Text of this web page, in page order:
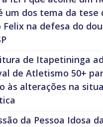
um dos tema da tese
Felix na defesa do
de Itapetininga
de Atletismo 50+
às alterações na
da Pessoa Idosa